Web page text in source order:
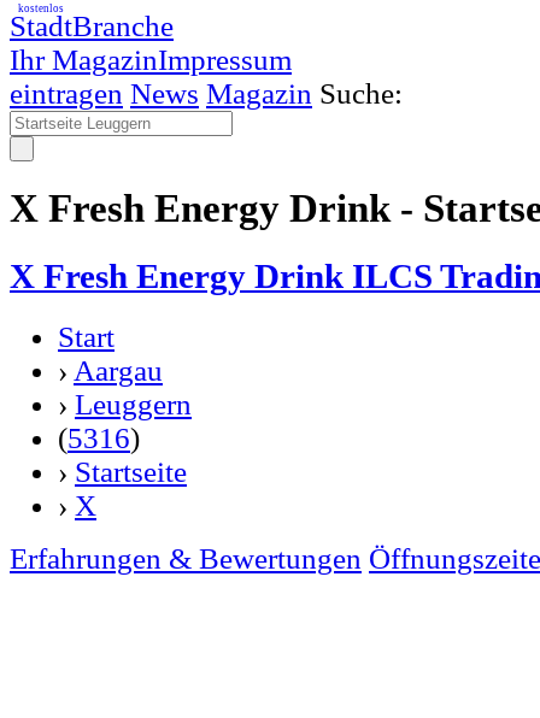
StadtBranche
Ihr MagazinImpressum
kostenlos
eintragen News Magazin Suche:
X Fresh Energy Drink -
X Fresh Energy Drink ILCS
Start
› Aargau
› Leuggern
(5316)
› Startseite
› X
Erfahrungen & Bewertungen